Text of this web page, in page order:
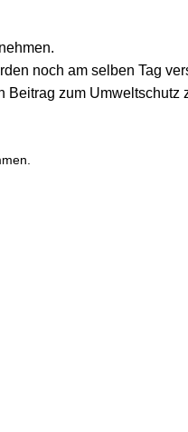
noch am selben Tag
Beitrag zum Umweltschutz